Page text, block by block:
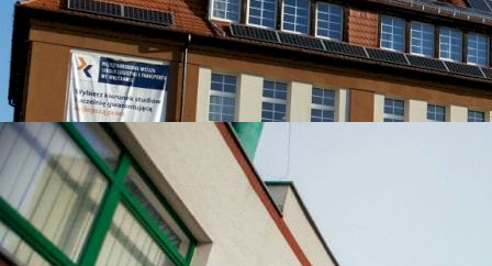
УНІВЕРСИТЕТИ, ЯКІНАЙЧАСТІШЕВИБИРАЮТЬ